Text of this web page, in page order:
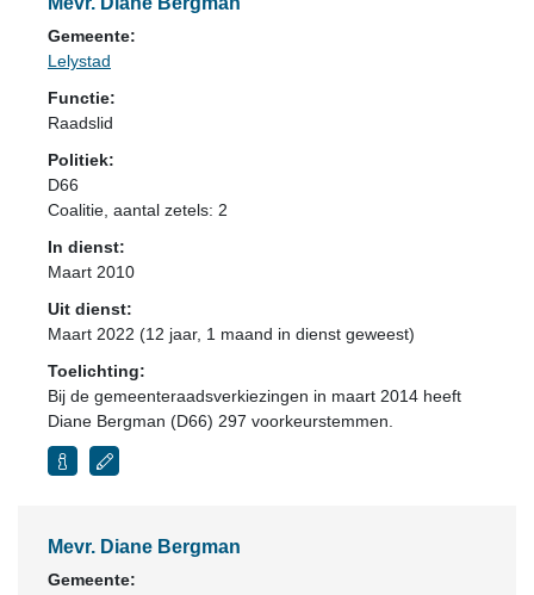
Gemeente:
Lelystad
Functie:
Raadslid
Politiek:
D66
Coalitie , aantal zetels: 2
In dienst:
Maart 2010
Uit dienst:
Maart 2022 (12 jaar, 1 maand in dienst geweest)
Toelichting:
Bij de gemeenteraadsverkiezingen in maart 2014 heeft
Diane Bergman (D66) 297 voorkeurstemmen.
Mevr. Diane Bergman
Gemeente: